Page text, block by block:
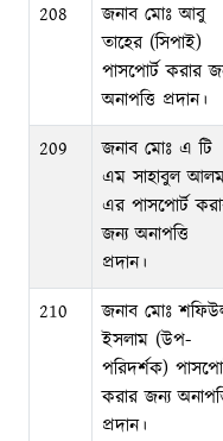
208
জনাব মোঃ আবু
তাহের (সিপাই)
পাসপোর্ট করার
অনাপত্তি প্রদান।
209
জনাব মোঃ এ টি
এম সাহাবুল
এর পাসপোর্ট
জন্য অনাপত্তি
প্রদান।
210
জনাব মোঃ
ইসলাম (উপ-
পরিদর্শক)
করার জন্য
প্রদান।